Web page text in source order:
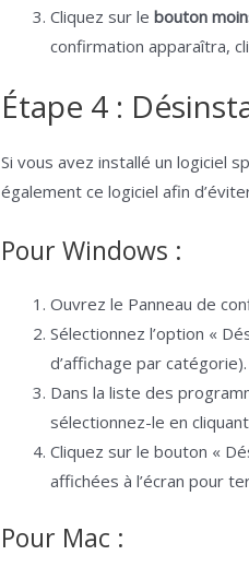
Cliquez sur lebouton
confirmation apparaîtra,
Étape 4 :
Si vous avez installé un logiciel
également ce logiciel afin
Pour Windows :
Ouvrez le Panneau de
Sélectionnez l’option «
d’affichage par catégorie).
Dans la liste des
sélectionnez-le en
Cliquez sur le bouton «
affichées à l’écran pour
Pour Mac :